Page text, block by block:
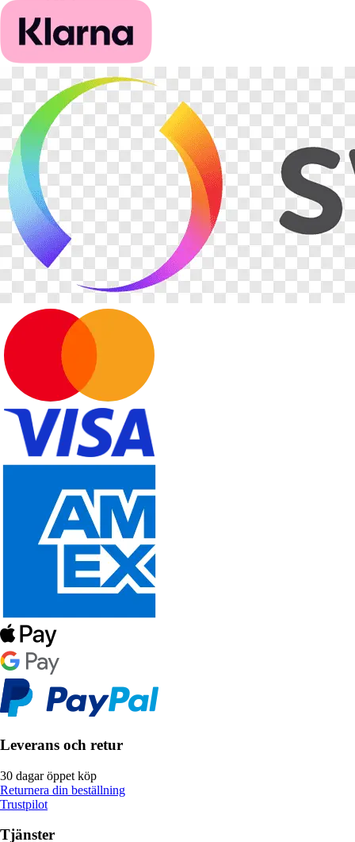
Leverans och retur
30 dagar öppet köp
Returnera din beställning
Trustpilot
Tjänster